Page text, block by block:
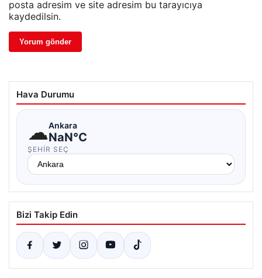
posta adresim ve site adresim bu tarayıcıya
kaydedilsin.
Hava Durumu
☁Ankara
NaN°C
ŞEHIR SEÇ
Bizi Takip Edin